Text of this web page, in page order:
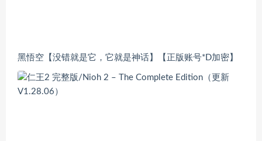
黑悟空【没错就是它，它就是神话】【正版账号*D加密】